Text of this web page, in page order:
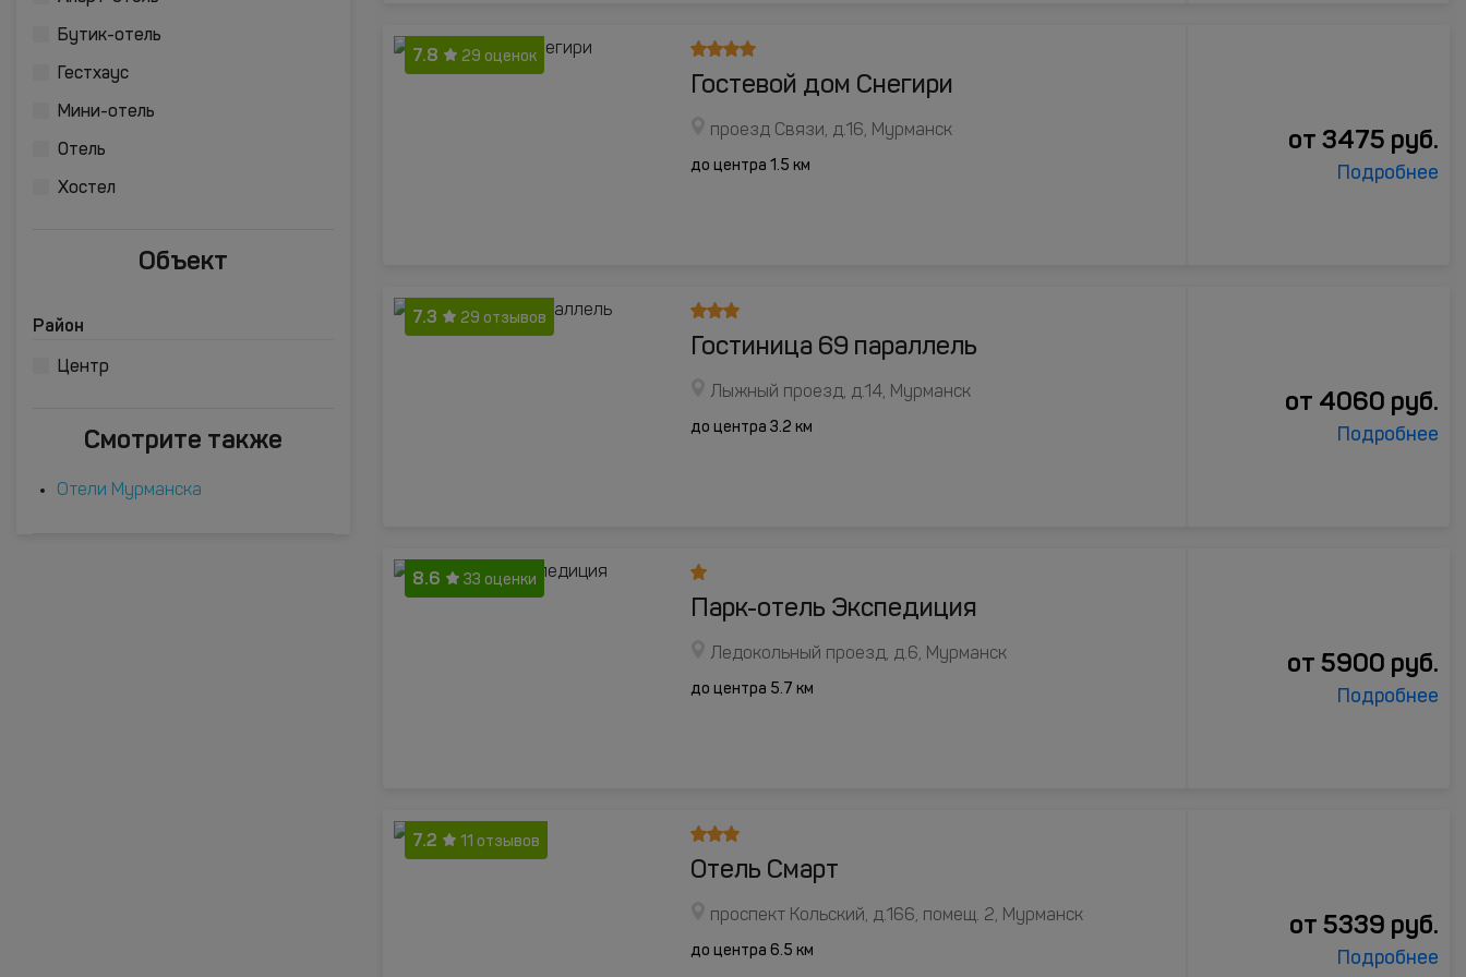
Бутик-отель
Гестхаус
Мини-отель
Отель
Хостел
Объект
Район
Центр
Смотрите также
Отели Мурманска
7.8 29 оценок
Гостевой дом Снегири
проезд Связи, д.16, Мурманск
до центра 1.5 км
от 3475 руб.
Подробнее
7.3 29 отзывов
Гостиница 69 параллель
Лыжный проезд, д.14, Мурманск
до центра 3.2 км
от 4060 руб.
Подробнее
8.6 33 оценки
Парк-отель Экспедиция
Ледокольный проезд, д.6, Мурманск
до центра 5.7 км
от 5900 руб.
Подробнее
7.2 11 отзывов
Отель Смарт
проспект Кольский, д.166, помещ. 2, Мурманск
до центра 6.5 км
от 5339 руб.
Подробнее